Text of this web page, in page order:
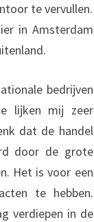
te vervullen.
in Amsterdam
bedrijven
lijken mij zeer
dat de handel
door de grote
Het is voor een
te hebben.
verdiepen in de